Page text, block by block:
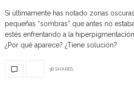
Si últimamente has notado zonas
pequeñas “sombras” que antes no
estés enfrentando a la
¿Por qué aparece? ¿Tiene solución?
38 SHARES